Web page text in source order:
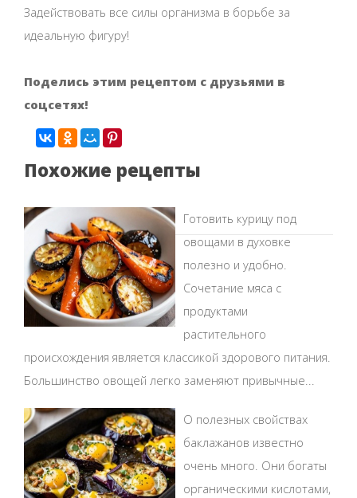
Задействовать все силы организма в борьбе за
идеальную фигуру!
Поделись этим рецептом с друзьями в
соцсетях!
Похожие рецепты
Готовить курицу под
овощами в духовке
полезно и удобно.
Сочетание мяса с
продуктами
растительного
происхождения является классикой здорового питания.
Большинство овощей легко заменяют привычные...
О полезных свойствах
баклажанов известно
очень много. Они богаты
органическими кислотами,